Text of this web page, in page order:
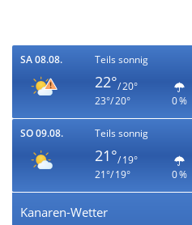
SA 08.08. Teils sonnig
22°/ 20°
23°/ 20°
0 %
SO 09.08. Teils sonnig
21°/ 19°
21°/ 19°
0 %
Kanaren-Wetter